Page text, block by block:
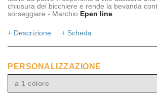
chiusura del bicchiere e rende la bevanda
sorseggiare - Marchio Epen line
+ Descrizione + Scheda
PERSONALIZZAZIONE
a 1 colore